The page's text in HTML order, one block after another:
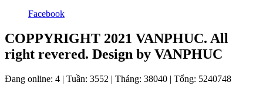
Facebook
COPPYRIGHT 2021 VANPHUC. All
right revered. Design by VANPHUC
Đang online: 4 | Tuần: 3552 | Tháng: 38040 | Tổng: 5240748